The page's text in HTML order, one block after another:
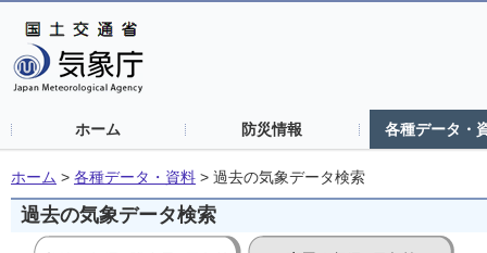
ホーム 防災情報 各種データ・
ホーム > 各種データ・資料 > 過去の気象データ検索
過去の気象データ検索